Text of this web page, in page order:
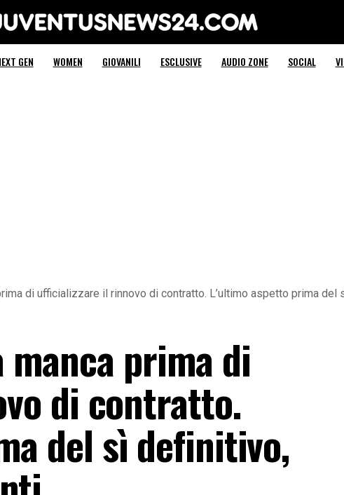
Juventus News 24
GEN WOMEN GIOVANILI ESCLUSIVE AUDIO ZONE SOCIAL
di ufficializzare il rinnovo di contratto. L’ultimo aspetto prima
manca prima di
di contratto.
del sì definitivo,